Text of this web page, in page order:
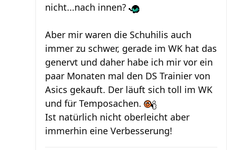
nicht...nach innen?
Aber mir waren die Schuhilis auch
immer zu schwer, gerade im WK hat das
genervt und daher habe ich mir vor ein
paar Monaten mal den DS Trainier von
Asics gekauft. Der läuft sich toll im WK
und für Temposachen.
Ist natürlich nicht oberleicht aber
immerhin eine Verbesserung!